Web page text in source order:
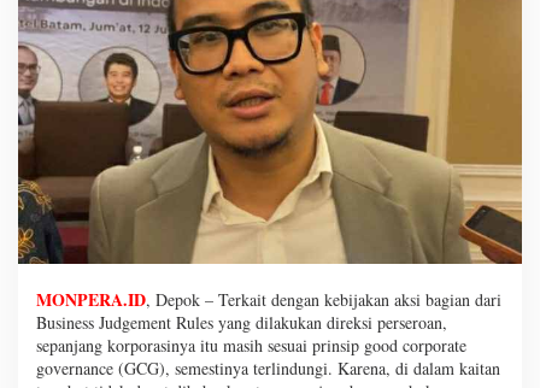
MONPERA.ID, Depok – Terkait dengan kebijakan aksi bagian dari
Business Judgement Rules yang dilakukan direksi perseroan,
sepanjang korporasinya itu masih sesuai prinsip good corporate
governance (GCG), semestinya terlindungi. Karena, di dalam kaitan